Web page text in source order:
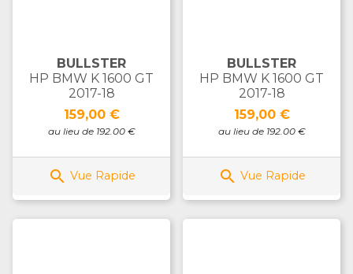
BULLSTER
HP BMW K 1600 GT
2017-18
Prix
159,00 €
au lieu de 192.00 €
 Vue Rapide
BULLSTER
HP BMW K 1600 GT
2017-18
Prix
159,00 €
au lieu de 192.00 €
 Vue Rapide